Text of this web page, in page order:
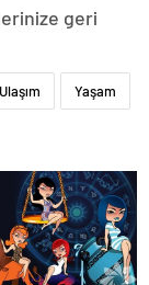
geri
Ulaşım Yaşam